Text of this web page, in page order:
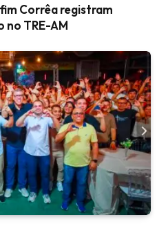
Corrêa registram
no TRE-AM